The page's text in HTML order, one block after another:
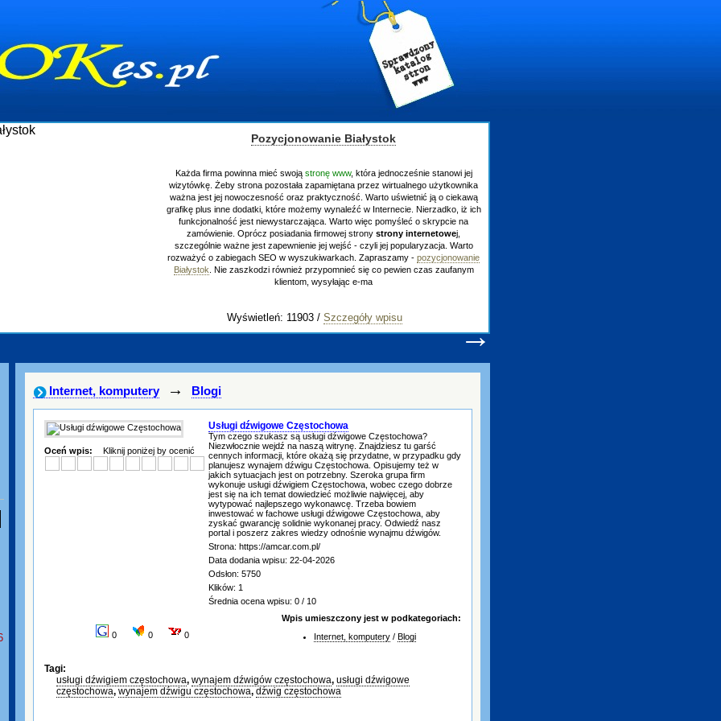
Pozycjonowanie Białystok
Każda firma powinna mieć swoją stronę www, która jednocześnie stanowi jej
wizytówkę. Żeby strona pozostała zapamiętana przez wirtualnego użytkownika
ważna jest jej nowoczesność oraz praktyczność. Warto uświetnić ją o ciekawą
grafikę plus inne dodatki, które możemy wynaleźć w Internecie. Nierzadko, iż ich
funkcjonalność jest niewystarczająca. Warto więc pomyśleć o skrypcie na
zamówienie. Oprócz posiadania firmowej strony strony internetowej,
szczególnie ważne jest zapewnienie jej wejść - czyli jej popularyzacja. Warto
rozważyć o zabiegach SEO w wyszukiwarkach. Zapraszamy - pozycjonowanie
Białystok . Nie zaszkodzi również przypomnieć się co pewien czas zaufanym
klientom, wysyłając e-ma
Wyświetleń: 11903 / Szczegóły wpisu
→
Internet, komputery → Blogi
Oceń wpis: Kliknij poniżej by ocenić
Usługi dźwigowe Częstochowa
Tym czego szukasz są usługi dźwigowe Częstochowa?
Niezwłocznie wejdź na naszą witrynę. Znajdziesz tu garść
cennych informacji, które okażą się przydatne, w przypadku gdy
planujesz wynajem dźwigu Częstochowa. Opisujemy też w
jakich sytuacjach jest on potrzebny. Szeroka grupa firm
wykonuje usługi dźwigiem Częstochowa, wobec czego dobrze
jest się na ich temat dowiedzieć możliwie najwięcej, aby
wytypować najlepszego wykonawcę. Trzeba bowiem
inwestować w fachowe usługi dźwigowe Częstochowa, aby
zyskać gwarancję solidnie wykonanej pracy. Odwiedź nasz
portal i poszerz zakres wiedzy odnośnie wynajmu dźwigów.
Strona: https://amcar.com.pl/
Data dodania wpisu: 22-04-2026
Odsłon: 5750
Klików: 1
Średnia ocena wpisu: 0 / 10
0 0 0
Wpis umieszczony jest w podkategoriach:
Internet, komputery / Blogi
Tagi:
usługi dźwigiem częstochowa, wynajem dźwigów częstochowa, usługi dźwigowe
częstochowa, wynajem dźwigu częstochowa, dźwig częstochowa